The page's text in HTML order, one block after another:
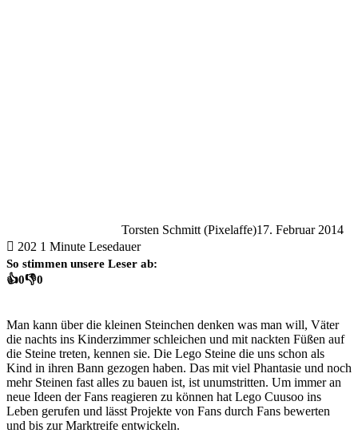
Torsten Schmitt (Pixelaffe)17. Februar 2014
202 1 Minute Lesedauer
So stimmen unsere Leser ab:
👍0👎0
Man kann über die kleinen Steinchen denken was man will, Väter
die nachts ins Kinderzimmer schleichen und mit nackten Füßen auf
die Steine treten, kennen sie. Die Lego Steine die uns schon als
Kind in ihren Bann gezogen haben. Das mit viel Phantasie und noch
mehr Steinen fast alles zu bauen ist, ist unumstritten. Um immer an
neue Ideen der Fans reagieren zu können hat Lego Cuusoo ins
Leben gerufen und lässt Projekte von Fans durch Fans bewerten
und bis zur Marktreife entwickeln.